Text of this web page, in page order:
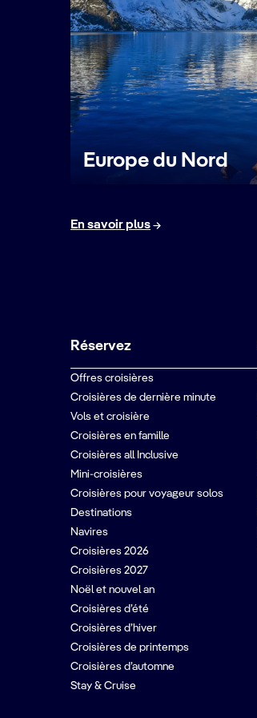
Europe du Nord
En savoir plus
Réservez
Offres croisières
Croisières de dernière minute
Vols et croisière
Croisières en famille
Croisières all Inclusive
Mini-croisières
Croisières pour voyageur solos
Destinations
Navires
Croisières 2026
Croisières 2027
Noël et nouvel an
Croisières d’été
Croisières d’hiver
Croisières de printemps
Croisières d’automne
Stay & Cruise